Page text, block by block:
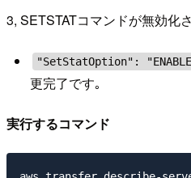
3, SETSTATコマンドが無効化
"SetStatOption":
更完了です｡
実行するコマンド